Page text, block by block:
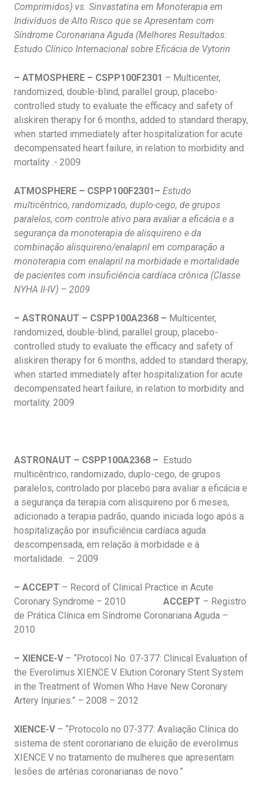
Comprimidos) vs. Sinvastatina em Monoterapia em
Indivíduos de Alto Risco que se Apresentam com
Síndrome Coronariana Aguda (Melhores Resultados:
Estudo Clínico Internacional sobre Eficácia de Vytorin
– ATMOSPHERE – CSPP100F2301 – Multicenter,
randomized, double-blind, parallel group, placebo-
controlled study to evaluate the efficacy and safety of
aliskiren therapy for 6 months, added to standard therapy,
when started immediately after hospitalization for acute
decompensated heart failure, in relation to morbidity and
mortality .- 2009
ATMOSPHERE – CSPP100F2301– Estudo
multicêntrico, randomizado, duplo-cego, de grupos
paralelos, com controle ativo para avaliar a eficácia e a
segurança da monoterapia de alisquireno e da
combinação alisquireno/enalapril em comparação a
monoterapia com enalapril na morbidade e mortalidade
de pacientes com insuficiência cardíaca crônica (Classe
NYHA II-IV) – 2009
– ASTRONAUT – CSPP100A2368 – Multicenter,
randomized, double-blind, parallel group, placebo-
controlled study to evaluate the efficacy and safety of
aliskiren therapy for 6 months, added to standard therapy,
when started immediately after hospitalization for acute
decompensated heart failure, in relation to morbidity and
mortality. 2009
ASTRONAUT – CSPP100A2368 – Estudo
multicêntrico, randomizado, duplo-cego, de grupos
paralelos, controlado por placebo para avaliar a eficácia e
a segurança da terapia com alisquireno por 6 meses,
adicionado a terapia padrão, quando iniciada logo após a
hospitalização por insuficiência cardíaca aguda
descompensada, em relação à morbidade e à
mortalidade. – 2009
– ACCEPT – Record of Clinical Practice in Acute
Coronary Syndrome – 2010 ACCEPT – Registro
de Prática Clínica em Síndrome Coronariana Aguda –
2010
– XIENCE-V– “Protocol No. 07-377: Clinical Evaluation of
the Everolimus XIENCE V Elution Coronary Stent System
in the Treatment of Women Who Have New Coronary
Artery Injuries.” – 2008 – 2012
XIENCE-V– “Protocolo no 07-377: Avaliação Clínica do
sistema de stent coronariano de eluição de everolimus
XIENCE V no tratamento de mulheres que apresentam
lesões de artérias coronarianas de novo.”